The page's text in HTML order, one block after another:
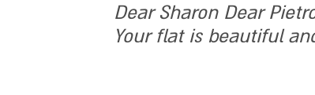
Dear Sharon Dear
Your flat is beautiful